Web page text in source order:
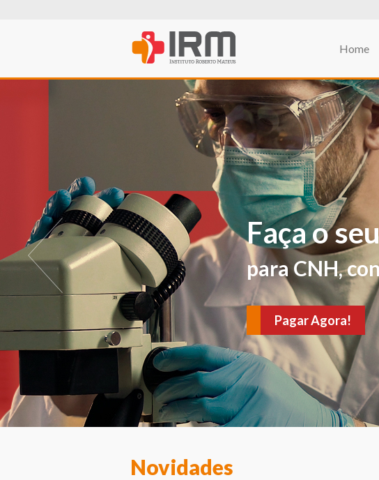
Home
O IRM agora tem
PROFISSIONAL
Para avaliações e
várias doenças. Agende
Novidades